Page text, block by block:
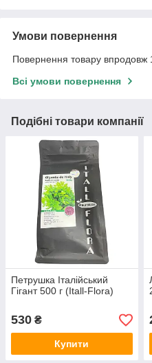
Умови повернення
Повернення товару впродовж
Всі умови повернення
Подібні товари компанії
Петрушка Італійський
Гігант 500 г (Itall-Flora)
530 ₴
Купити